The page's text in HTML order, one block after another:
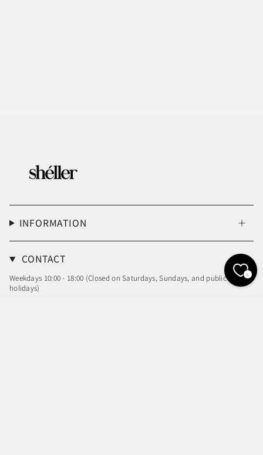
INFORMATION
CONTACT
Weekdays 10:00 - 18:00 (Closed on Saturdays, Sundays, and public
holidays)
0